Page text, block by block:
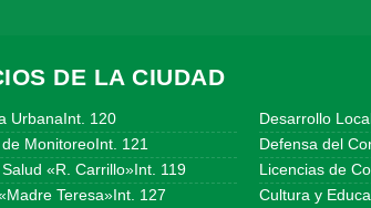
DE LA CIUDAD
UrbanaInt. 120
MonitoreoInt. 121
«R. Carrillo»Int. 119
Teresa»Int. 127
Desarrollo
Defensa del
Licencias de
Cultura y